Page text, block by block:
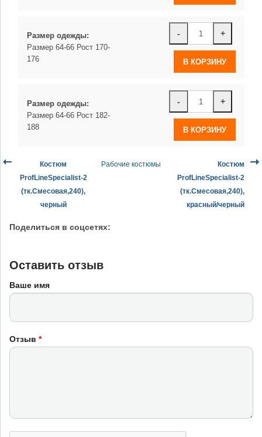
- +
Размер одежды:
Размер 64-66 Рост 170-
176
- +
Размер одежды:
Размер 64-66 Рост 182-
188
Костюм
ProfLineSpecialist-2
(тк.Смесовая,240),
черный
Рабочие костюмы
Костюм
ProfLineSpecialist-2
(тк.Смесовая,240),
красный/черный
Поделиться в соцсетях:
Оставить отзыв
Ваше имя
Отзыв *